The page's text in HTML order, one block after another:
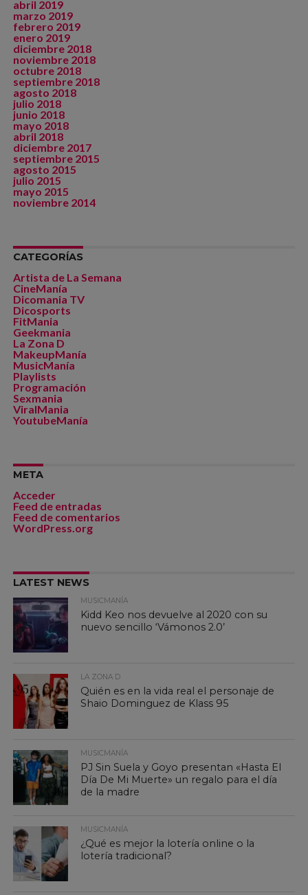
abril 2019
marzo 2019
febrero 2019
enero 2019
diciembre 2018
noviembre 2018
octubre 2018
septiembre 2018
agosto 2018
julio 2018
junio 2018
mayo 2018
abril 2018
diciembre 2017
septiembre 2015
agosto 2015
julio 2015
mayo 2015
noviembre 2014
CATEGORÍAS
Artista de La Semana
CineManía
Dicomania TV
Dicosports
FitMania
Geekmania
La Zona D
MakeupManía
MusicManía
Playlists
Programación
Sexmania
ViralMania
YoutubeManía
META
Acceder
Feed de entradas
Feed de comentarios
WordPress.org
LATEST NEWS
MUSICMANÍA
Kidd Keo nos devuelve al 2020 con su
nuevo sencillo ‘Vámonos 2.0’
LA ZONA D
Quién es en la vida real el personaje de
Shaio Dominguez de Klass 95
MUSICMANÍA
PJ Sin Suela y Goyo presentan «Hasta El
Día De Mi Muerte» un regalo para el día
de la madre
MUSICMANÍA
¿Qué es mejor la lotería online o la
lotería tradicional?